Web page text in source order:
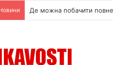
Де можна побачити